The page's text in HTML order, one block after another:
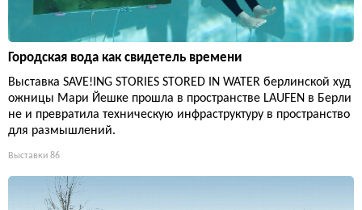
Городская вода как свидетель времени
Выставка SAVE!ING STORIES STORED IN WATER берлинской худ
ожницы Мари Йешке прошла в пространстве LAUFEN в Берли
не и превратила техническую инфраструктуру в пространство
для размышлений.
Выставки 86